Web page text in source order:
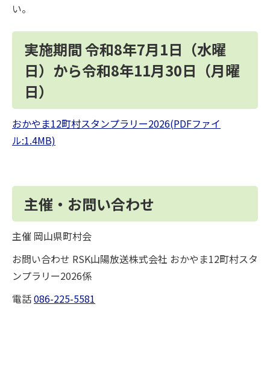
い。
実施期間 令和8年7月1日（水曜
日）から令和8年11月30日（月曜
日）
おかやま12町村スタンプラリー2026(PDFファイ
ル:1.4MB)
主催・お問い合わせ
主催 岡山県町村会
お問い合わせ RSK山陽放送株式会社 おかやま12町村スタ
ンプラリー2026係
電話086-225-5581